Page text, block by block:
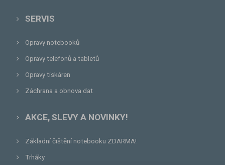
SERVIS
Opravy notebooků
Opravy telefonů a tabletů
Opravy tiskáren
Záchrana a obnova dat
AKCE, SLEVY A NOVINKY!
Základní čištění notebooku ZDARMA!
Trháky